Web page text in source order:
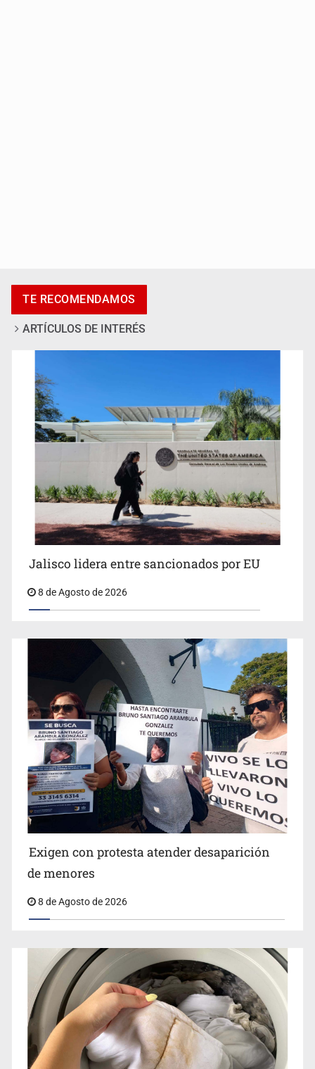
Llaman a mantener legado de Alcalde
Concierto patrio costará 32.9 mdp
TE RECOMENDAMOS
ARTÍCULOS DE INTERÉS
Jalisco lidera entre sancionados por EU
8 de Agosto de 2026
Exigen con protesta atender desaparición
de menores
8 de Agosto de 2026